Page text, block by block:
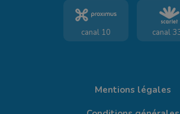
canal 10 canal
Mentions légales